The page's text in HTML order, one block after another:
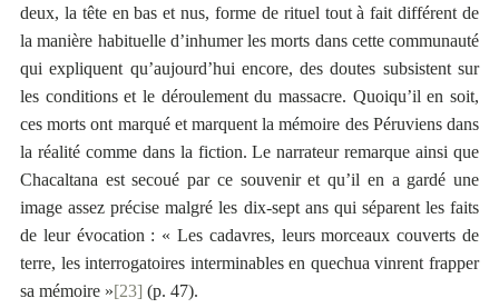
deux, la tête en bas et nus, forme de rituel tout à fait différent de
la manière habituelle d’inhumer les morts dans cette communauté
qui expliquent qu’aujourd’hui encore, des doutes subsistent sur
les conditions et le déroulement du massacre. Quoiqu’il en soit,
ces morts ont marqué et marquent la mémoire des Péruviens dans
la réalité comme dans la fiction. Le narrateur remarque ainsi que
Chacaltana est secoué par ce souvenir et qu’il en a gardé une
image assez précise malgré les dix-sept ans qui séparent les faits
de leur évocation : « Les cadavres, leurs morceaux couverts de
terre, les interrogatoires interminables en quechua vinrent frapper
sa mémoire »[23] (p. 47).